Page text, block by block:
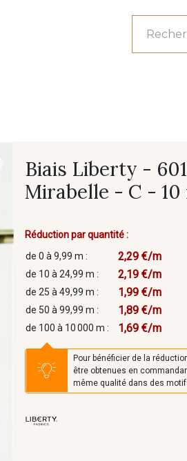
Biais Liberty -
Mirabelle - C - 10
Réduction par quantité :
de 0 à 9,99 m :
2,29 €/m
de 10 à 24,99 m : 2,19 €/m
de 25 à 49,99 m : 1,99 €/m
de 50 à 99,99 m : 1,89 €/m
de 100 à 10 000 m : 1,69 €/m
Pour bénéficier de la
être obtenues en
même qualité dans des